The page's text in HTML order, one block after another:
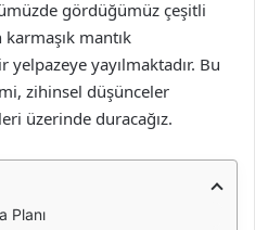
gördüğümüz çeşitli
mantık
yayılmaktadır. Bu
zihinsel düşünceler
üzerinde duracağız.
Planı